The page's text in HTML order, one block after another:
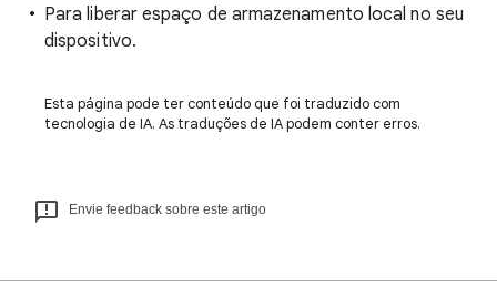
Para liberar espaço de armazenamento local no seu
dispositivo.
Esta página pode ter conteúdo que foi traduzido com
tecnologia de IA. As traduções de IA podem conter erros.
Envie feedback sobre este artigo